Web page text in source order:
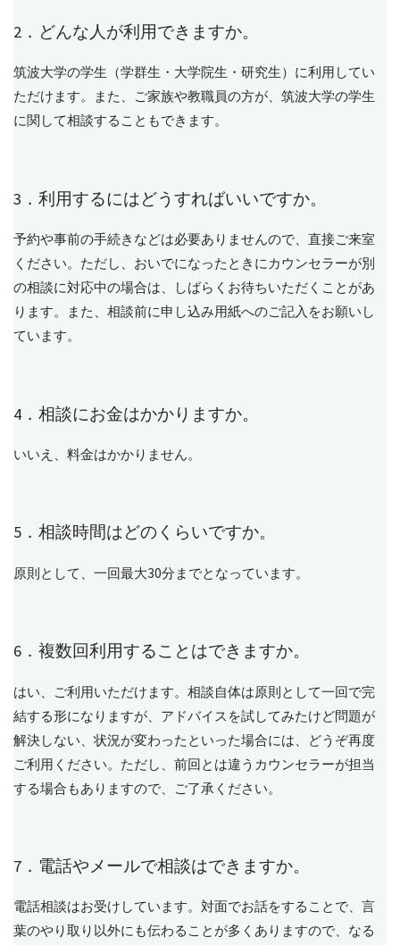
2．どんな人が利用できますか。
筑波大学の学生（学群生・大学院生・研究生）に利用してい
ただけます。また、ご家族や教職員の方が、筑波大学の学生
に関して相談することもできます。
3．利用するにはどうすればいいですか。
予約や事前の手続きなどは必要ありませんので、直接ご来室
ください。ただし、おいでになったときにカウンセラーが別
の相談に対応中の場合は、しばらくお待ちいただくことがあ
ります。また、相談前に申し込み用紙へのご記入をお願いし
ています。
4．相談にお金はかかりますか。
いいえ、料金はかかりません。
5．相談時間はどのくらいですか。
原則として、一回最大30分までとなっています。
6．複数回利用することはできますか。
はい、ご利用いただけます。相談自体は原則として一回で完
結する形になりますが、アドバイスを試してみたけど問題が
解決しない、状況が変わったといった場合には、どうぞ再度
ご利用ください。ただし、前回とは違うカウンセラーが担当
する場合もありますので、ご了承ください。
7．電話やメールで相談はできますか。
電話相談はお受けしています。対面でお話をすることで、言
葉のやり取り以外にも伝わることが多くありますので、なる